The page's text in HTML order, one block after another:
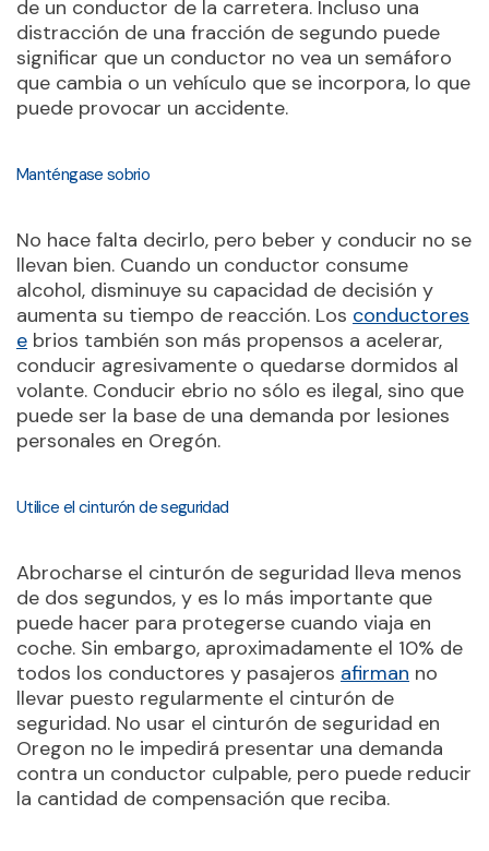
de un conductor de la carretera. Incluso una
distracción de una fracción de segundo puede
significar que un conductor no vea un semáforo
que cambia o un vehículo que se incorpora, lo que
puede provocar un accidente.
Manténgase sobrio
No hace falta decirlo, pero beber y conducir no se
llevan bien. Cuando un conductor consume
alcohol, disminuye su capacidad de decisión y
aumenta su tiempo de reacción. Los conductores
e brios también son más propensos a acelerar,
conducir agresivamente o quedarse dormidos al
volante. Conducir ebrio no sólo es ilegal, sino que
puede ser la base de una demanda por lesiones
personales en Oregón.
Utilice el cinturón de seguridad
Abrocharse el cinturón de seguridad lleva menos
de dos segundos, y es lo más importante que
puede hacer para protegerse cuando viaja en
coche. Sin embargo, aproximadamente el 10% de
todos los conductores y pasajeros afirman no
llevar puesto regularmente el cinturón de
seguridad. No usar el cinturón de seguridad en
Oregon no le impedirá presentar una demanda
contra un conductor culpable, pero puede reducir
la cantidad de compensación que reciba.